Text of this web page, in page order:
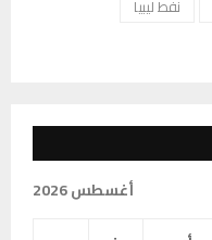
نفط ليبيا
أغسطس 2026